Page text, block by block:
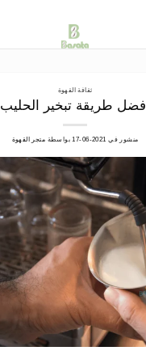
ثقافة القهوة
افضل طريقة تبخير الحليب
منشور في 2021-06-17 بواسطة متجر القهوة